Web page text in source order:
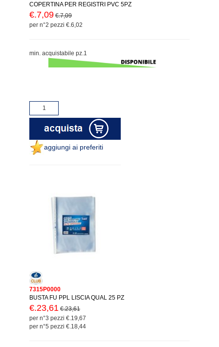
COPERTINA PER REGISTRI PVC 5PZ
€.7,09 €.7,09
per n°2 pezzi €.6,02
min. acquistabile pz.1
aggiungi ai preferiti
7315P0000
BUSTA FU PPL LISCIA QUAL 25 PZ
€.23,61 €.23,61
per n°3 pezzi €.19,67
per n°5 pezzi €.18,44